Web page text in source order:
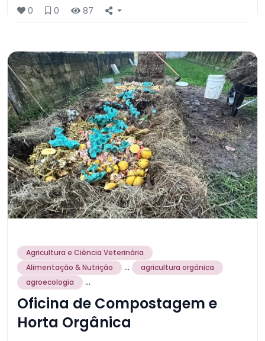
0 0 87
Agricultura e Ciência Veterinária
Alimentação & Nutrição
...
agricultura orgânica
agroecologia
...
Oficina de Compostagem e
Horta Orgânica